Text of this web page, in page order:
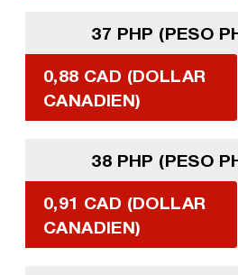
37 PHP (PESO
0,88 CAD (DOLLAR
CANADIEN)
38 PHP (PESO
0,91 CAD (DOLLAR
CANADIEN)